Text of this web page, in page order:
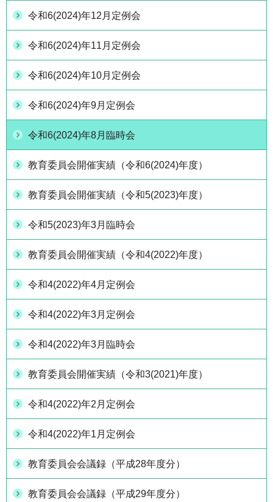
令和6(2024)年12月定例会
令和6(2024)年11月定例会
令和6(2024)年10月定例会
令和6(2024)年9月定例会
令和6(2024)年8月臨時会
教育委員会開催実績（令和6(2024)年度）
教育委員会開催実績（令和5(2023)年度）
令和5(2023)年3月臨時会
教育委員会開催実績（令和4(2022)年度）
令和4(2022)年4月定例会
令和4(2022)年3月定例会
令和4(2022)年3月臨時会
教育委員会開催実績（令和3(2021)年度）
令和4(2022)年2月定例会
令和4(2022)年1月定例会
教育委員会会議録（平成28年度分）
教育委員会会議録（平成29年度分）